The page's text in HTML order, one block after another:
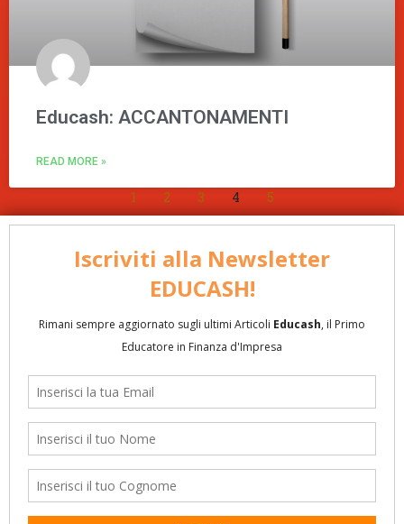
Educash: ACCANTONAMENTI
READ MORE »
1 2 3 4 5